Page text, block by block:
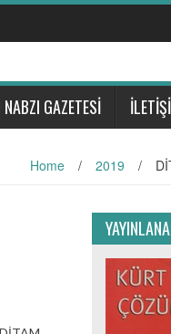
GAZETESİ
Home / 2019 /